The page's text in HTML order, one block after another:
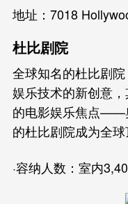
地址：7018
杜比剧院
全球知名的杜比剧
娱乐技术的新创意
的电影娱乐焦点——
的杜比剧院成为全球
·容纳人数：室内